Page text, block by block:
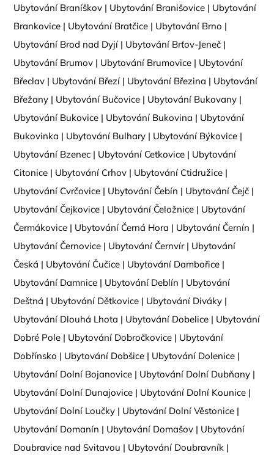
Ubytování Braníškov | Ubytování Branišovice | Ubytování
Brankovice | Ubytování Bratčice | Ubytování Brno |
Ubytování Brod nad Dyjí | Ubytování Brťov-Jeneč |
Ubytování Brumov | Ubytování Brumovice | Ubytování
Břeclav | Ubytování Březí | Ubytování Březina | Ubytování
Břežany | Ubytování Bučovice | Ubytování Bukovany |
Ubytování Bukovice | Ubytování Bukovina | Ubytování
Bukovinka | Ubytování Bulhary | Ubytování Býkovice |
Ubytování Bzenec | Ubytování Cetkovice | Ubytování
Citonice | Ubytování Crhov | Ubytování Ctidružice |
Ubytování Cvrčovice | Ubytování Čebín | Ubytování Čejč |
Ubytování Čejkovice | Ubytování Čeložnice | Ubytování
Čermákovice | Ubytování Černá Hora | Ubytování Černín |
Ubytování Černovice | Ubytování Černvír| Ubytování
Česká | Ubytování Čučice | Ubytování Dambořice |
Ubytování Damnice | Ubytování Deblín | Ubytování
Deštná | Ubytování Dětkovice | Ubytování Diváky |
Ubytování Dlouhá Lhota | Ubytování Dobelice | Ubytování
Dobré Pole | Ubytování Dobročkovice | Ubytování
Dobřínsko | Ubytování Dobšice | Ubytování Dolenice |
Ubytování Dolní Bojanovice | Ubytování Dolní Dubňany |
Ubytování Dolní Dunajovice | Ubytování Dolní Kounice |
Ubytování Dolní Loučky | Ubytování Dolní Věstonice |
Ubytování Domanín | Ubytování Domašov | Ubytování
Doubravice nad Svitavou | Ubytování Doubravník |